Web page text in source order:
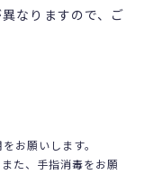
なりますので、ご
お願いします。
た、手指消毒をお願